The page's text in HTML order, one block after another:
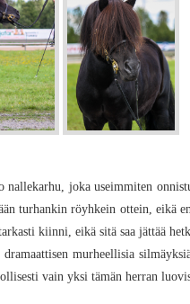
nallekarhu, joka useimmiten
turhankin röyhkein ottein, eikä
kiinni, eikä sitä saa jättää
murheellisia
vain yksi tämän herran